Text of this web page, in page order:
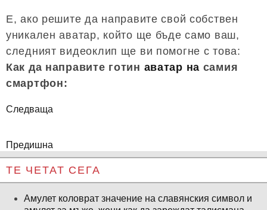
Е, ако решите да направите свой собствен
уникален аватар, който ще бъде само ваш,
следният видеоклип ще ви помогне с това:
Как да направите готин аватар на самия
смартфон:
Следваща
Предишна
ТЕ ЧЕТАТ СЕГА
Амулет коловрат значение на славянския символ и